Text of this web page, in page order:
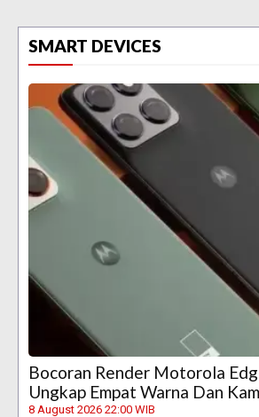
SMART DEVICES
Bocoran Render Motorola
Ungkap Empat Warna Dan
8 August 2026 22:00 WIB